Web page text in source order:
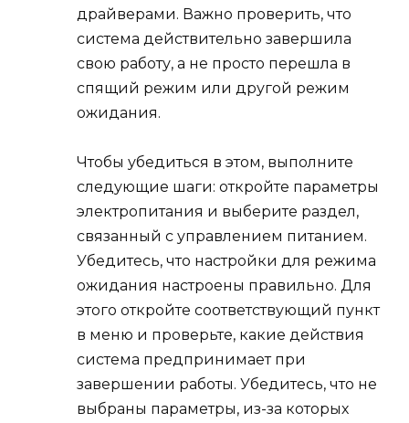
драйверами. Важно проверить, что
система действительно завершила
свою работу, а не просто перешла в
спящий режим или другой режим
ожидания.
Чтобы убедиться в этом, выполните
следующие шаги: откройте параметры
электропитания и выберите раздел,
связанный с управлением питанием.
Убедитесь, что настройки для режима
ожидания настроены правильно. Для
этого откройте соответствующий пункт
в меню и проверьте, какие действия
система предпринимает при
завершении работы. Убедитесь, что не
выбраны параметры, из-за которых